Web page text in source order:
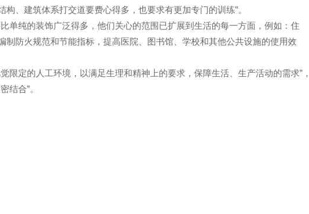
、建筑体系打交道要费心得多，也要求有更加专门的训练”。
纯的装饰广泛得多，他们关心的范围已扩展到生活的每一方面，例如：住
防火规范和节能指标，提高医院、图书馆、学校和其他公共设施的使用效
定的人工环境，以满足生理和精神上的要求，保障生活、生产活动的需求”，
结合”。